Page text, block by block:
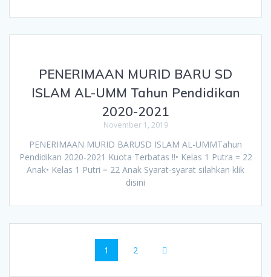
PENERIMAAN MURID BARU SD
ISLAM AL-UMM Tahun Pendidikan
2020-2021
November 1, 2019
PENERIMAAN MURID BARUSD ISLAM AL-UMMTahun
Pendidikan 2020-2021 Kuota Terbatas !!• Kelas 1 Putra = 22
Anak• Kelas 1 Putri = 22 Anak Syarat-syarat silahkan klik
disini
navigation
Page
1 Page
2